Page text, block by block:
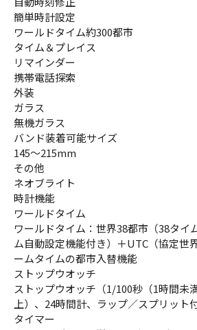
簡単時計設定
ワールドタイム約300都市
タイム＆プレイス
リマインダー
携帯電話探索
外装
ガラス
無機ガラス
バンド装着可能サイズ
145～215mm
その他
ネオブライト
時計機能
ワールドタイム
ワールドタイム：世界38都市（38タイ
ム自動設定機能付き）＋UTC（協定世
ームタイムの都市入替機能
ストップウオッチ
ストップウオッチ（1/100秒（1時間未
上）、24時間計、ラップ／スプリット付
タイマー